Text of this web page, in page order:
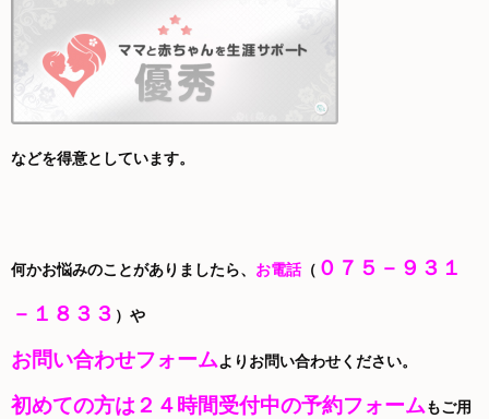
などを得意としています。
何かお悩みのことがありましたら、 お電話（ ０７５－９３１
－１８３３ ）や
お問い合わせフォームよりお問い合わせください。
初めての方は２４時間受付中の予約フォームもご用